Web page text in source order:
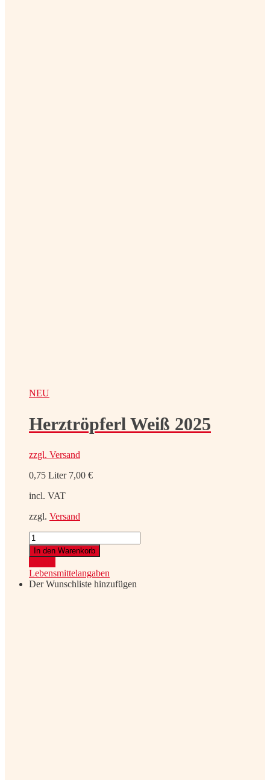
NEU
Herztröpferl Weiß 2025
zzgl. Versand
0,75 Liter 7,00 €
incl. VAT
zzgl. Versand
Herztröpferl
Weiß
2025
quantity
In den Warenkorb
Lebensmittelangaben
Der Wunschliste hinzufügen